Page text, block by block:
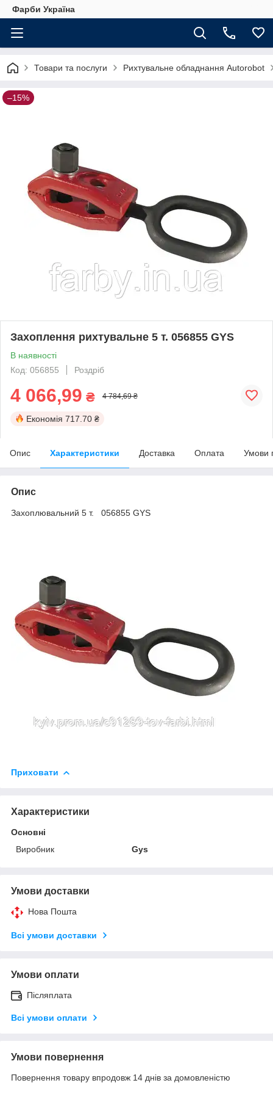
Фарби Україна
Товари та послуги Рихтувальне обладнання Autorobot
–15%
Захоплення рихтувальне 5 т. 056855 GYS
В наявності
Код: 056855
Роздріб
4 066,99 ₴ 4 784,69 ₴
Економія 717.70 ₴
Опис Характеристики Доставка Оплата Умови
Опис
Захоплювальний 5 т. 056855 GYS
Приховати
Характеристики
Основні
Виробник
Gys
Умови доставки
Нова Пошта
Всі умови доставки
Умови оплати
Післяплата
Всі умови оплати
Умови повернення
Повернення товару впродовж 14 днів за домовленістю